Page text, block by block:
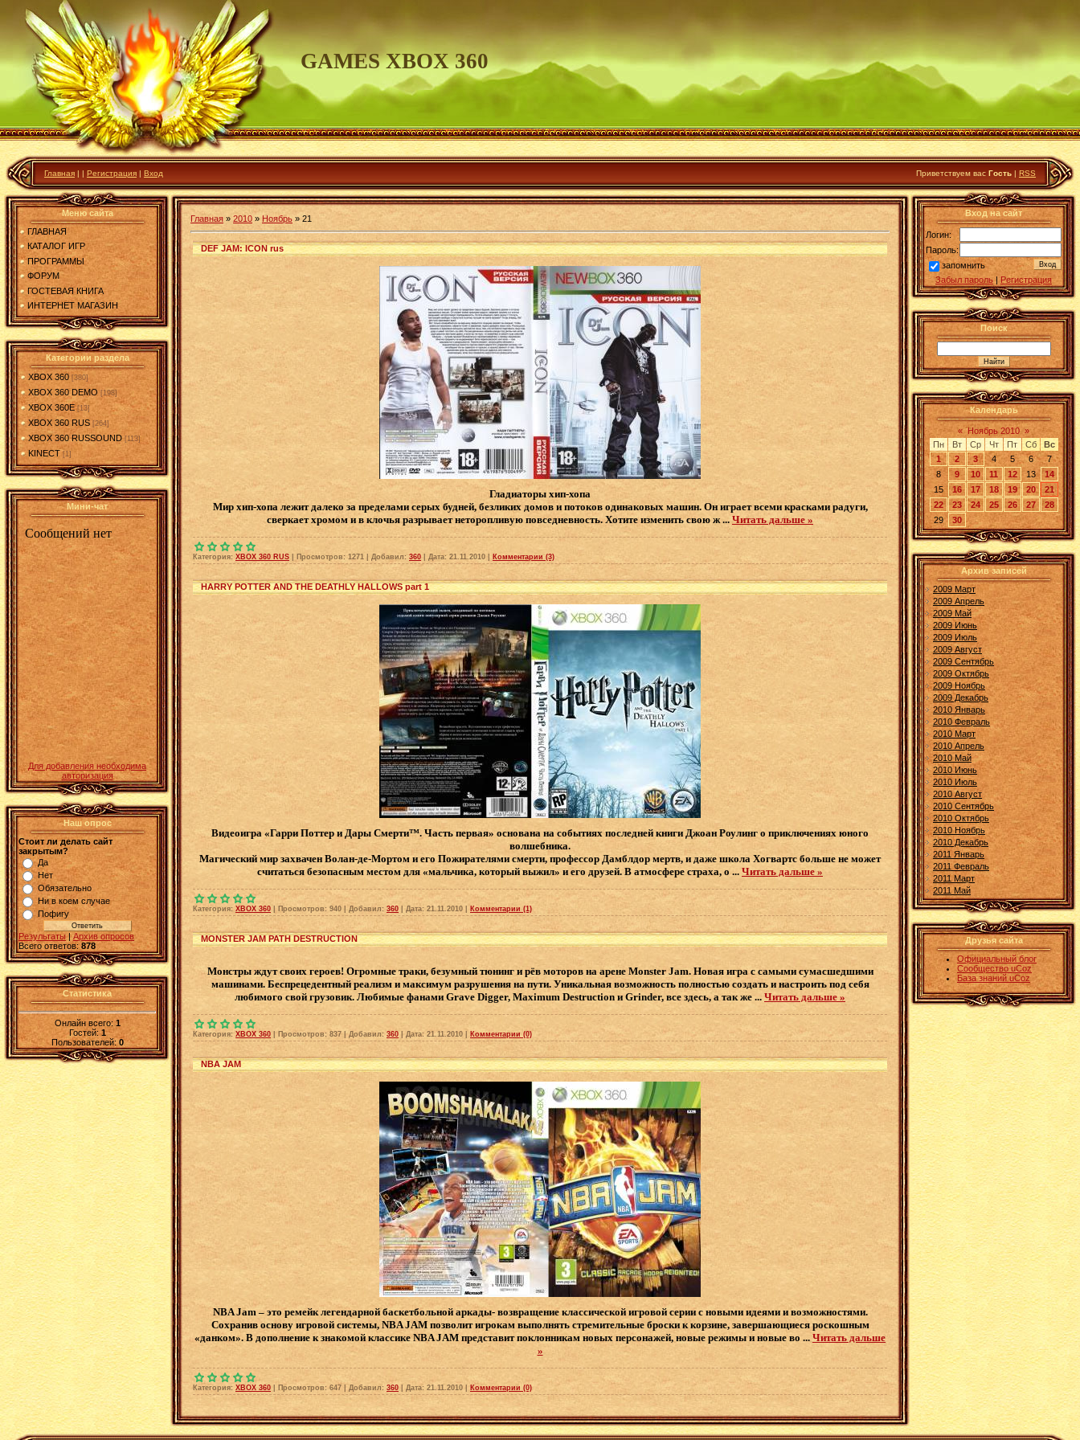
GAMES XBOX 360
Главная | | Регистрация | Вход Приветствуем вас Гость | RSS
Меню сайта
ГЛАВНАЯ
КАТАЛОГ ИГР
ПРОГРАММЫ
ФОРУМ
ГОСТЕВАЯ КНИГА
ИНТЕРНЕТ МАГАЗИН
Категории раздела
XBOX 360 [380]
XBOX 360 DEMO [198]
XBOX 360E [13]
XBOX 360 RUS [264]
XBOX 360 RUSSOUND [113]
KINECT [1]
Мини-чат
Для добавления необходима
авторизация
Наш опрос
Стоит ли делать сайт
закрытым?
Да
Нет
Обязательно
Ни в коем случае
Пофигу
Результаты|Архив опросов
Всего ответов:878
Статистика
Онлайн всего:1
Гостей:1
Пользователей: 0
Главная » 2010 » Ноябрь » 21
DEF JAM: ICON rus
Гладиаторы хип-хопа
Мир хип-хопа лежит далеко за пределами серых будней, безликих домов и потоков одинаковых машин. Он играет всеми красками радуги,
сверкает хромом и в клочья разрывает неторопливую повседневность. Хотите изменить свою ж ... Читать дальше »
Категория: XBOX 360 RUS Просмотров: 1271 Добавил: 360 Дата: 21.11.2010 Комментарии (3)
HARRY POTTER AND THE DEATHLY HALLOWS part 1
Видеоигра «Гарри Поттер и Дары Смерти™. Часть первая» основана на событиях последней книги Джоан Роулинг о приключениях юного
волшебника.
Магический мир захвачен Волан-де-Мортом и его Пожирателями смерти, профессор Дамблдор мертв, и даже школа Хогвартс больше не может
считаться безопасным местом для «мальчика, который выжил» и его друзей. В атмосфере страха, о ... Читать дальше »
Категория: XBOX 360 Просмотров: 940 Добавил: 360 Дата: 21.11.2010 Комментарии (1)
MONSTER JAM PATH DESTRUCTION
Монстры ждут своих героев! Огромные траки, безумный тюнинг и рёв моторов на арене Monster Jam. Новая игра с самыми сумасшедшими
машинами. Беспрецедентный реализм и максимум разрушения на пути. Уникальная возможность полностью создать и настроить под себя
любимого свой грузовик. Любимые фанами Grave Digger, Maximum Destruction и Grinder, все здесь, а так же ... Читать дальше »
Категория: XBOX 360 Просмотров: 837 | Добавил: 360 Дата: 21.11.2010 Комментарии (0)
NBA JAM
NBA Jam – это ремейк легендарной баскетбольной аркады- возвращение классической игровой серии с новыми идеями и возможностями.
Сохранив основу игровой системы, NBA JAM позволит игрокам выполнять стремительные броски к корзине, завершающиеся роскошным
«данком». В дополнение к знакомой классике NBA JAM представит поклонникам новых персонажей, новые режимы и новые во ... Читать дальше
»
Категория: XBOX 360 Просмотров: 647 Добавил: 360 Дата: 21.11.2010 Комментарии (0)
Вход на сайт
Логин:
Пароль:
запомнить
Забыл пароль | Регистрация
Поиск
Календарь
« Ноябрь 2010 »
Пн
Вт Ср Чт Пт Сб
Вс
1
2 3 4 5 6
7
8
9 10 11 12 13
14
15
16 17 18 19 20
21
22
23 24 25 26 27
28
29
30
Архив записей
2009 Март
2009 Апрель
2009 Май
2009 Июнь
2009 Июль
2009 Август
2009 Сентябрь
2009 Октябрь
2009 Ноябрь
2009 Декабрь
2010 Январь
2010 Февраль
2010 Март
2010 Апрель
2010 Май
2010 Июнь
2010 Июль
2010 Август
2010 Сентябрь
2010 Октябрь
2010 Ноябрь
2010 Декабрь
2011 Январь
2011 Февраль
2011 Март
2011 Май
Друзья сайта
Официальный блог
Сообщество uCoz
База знаний uCoz